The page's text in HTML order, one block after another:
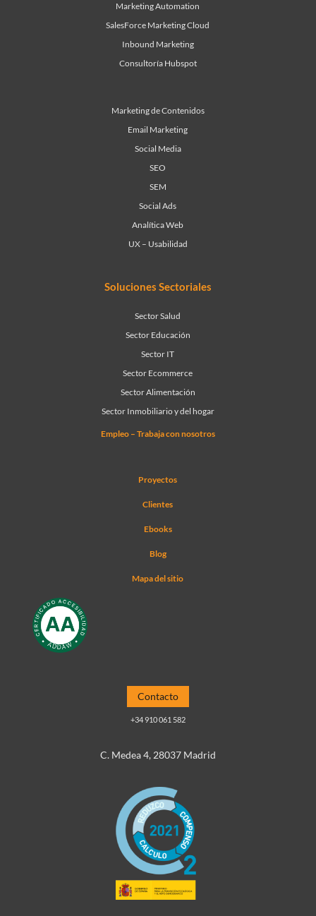
Marketing Automation
SalesForce Marketing Cloud
Inbound Marketing
Consultoría Hubspot
Marketing de Contenidos
Email Marketing
Social Media
SEO
SEM
Social Ads
Analítica Web
UX – Usabilidad
Soluciones Sectoriales
Sector Salud
Sector Educación
Sector IT
Sector Ecommerce
Sector Alimentación
Sector Inmobiliario y del hogar
Empleo – Trabaja con nosotros
Proyectos
Clientes
Ebooks
Blog
Mapa del sitio
Contacto
+34 910 061 582
C. Medea 4, 28037 Madrid